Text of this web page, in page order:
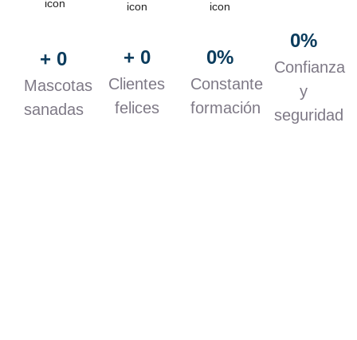
+ 0
Mascotas
sanadas
+ 0
Clientes
felices
0%
Constante
formación
0%
Confianza
y
seguridad